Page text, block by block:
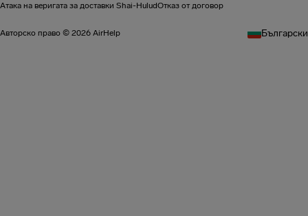
Атака на веригата за доставки Shai-HuludОтказ от договор
Авторско право © 2026 AirHelp Български